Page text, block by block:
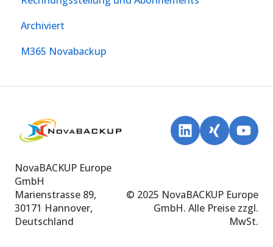
Archiviert
M365 Novabackup
NovaBACKUP Europe
GmbH
Marienstrasse 89,
30171 Hannover,
Deutschland
© 2025 NovaBACKUP Europe
GmbH. Alle Preise zzgl.
MwSt.